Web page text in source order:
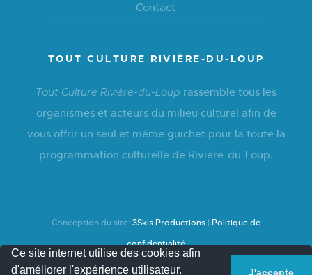
Contact
TOUT CULTURE RIVIÈRE-DU-LOUP
Tout Culture Rivière-du-Loup rassemble tous les
organismes et acteurs du milieu culturel afin de
vous offrir un seul et même guichet pour la toute la
programmation culturelle de Rivière-du-Loup.
Conception du site: 3Skis Productions | Politique de
confidentialité
Ce site internet utilise des cookies afin
d'améliorer l'expérience utilisateur.
J'accepte